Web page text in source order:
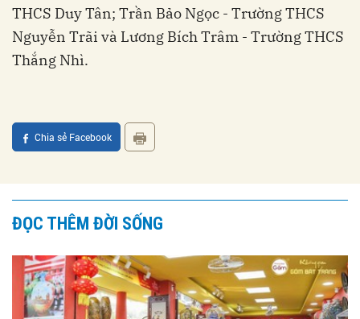
THCS Duy Tân; Trần Bảo Ngọc - Trường THCS
Nguyễn Trãi và Lương Bích Trâm - Trường THCS
Thắng Nhì.
Chia sẻ Facebook
ĐỌC THÊM ĐỜI SỐNG